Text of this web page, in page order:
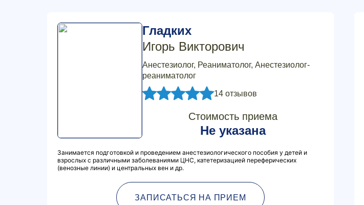
Гладких
Игорь Викторович
Анестезиолог, Реаниматолог, Анестезиолог-
реаниматолог
14 отзывов
Стоимость приема
Не указана
Занимается подготовкой и проведением анестезиологического пособия у детей и
взрослых с различными заболеваниями ЦНС, катетеризацией переферических
(венозные линии) и центральных вен и др.
ЗАПИСАТЬСЯ НА ПРИЕМ